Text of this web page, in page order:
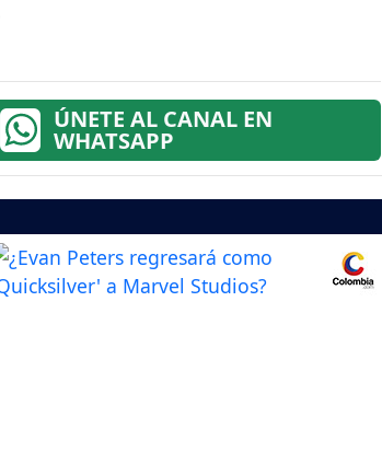
ÚNETE AL CANAL EN
WHATSAPP